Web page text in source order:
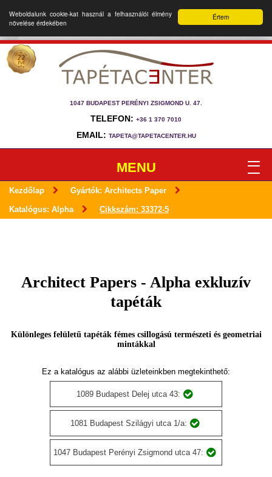
Értem
Weboldalunk cookie-kat használ a felhasználói élmény
növelése érdekében
1047 BUDAPEST PERÉNYI ZSIGMOND U. 47.
TELEFON: +36 1 370 7010
EMAIL: TAPETA@TAPETACENTER.HU
MENU
Kezdőlap Gyártók: Architects Paper
Katalógus: Alpha Cikkszám: 33372-5
Architect Papers - Alpha exkluzív
tapéták
Különleges felületű tapéták fémes csillogású természeti és geometriai
mintákkal
Ez a katalógus az alábbi üzleteinkben megtekinthető:
1089 Budapest Delej utca 43:
1081 Budapest Szilágyi utca 1/a:
1047 Budapest Perényi Zsigmond utca 47: